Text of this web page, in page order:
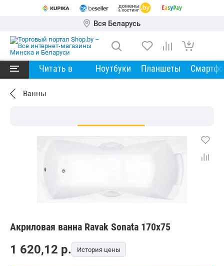
Вся Беларусь
Читать в Ноутбуки Планшеты
Ванны
Акриловая ванна Ravak Sonata 170x75
1 620,12 p. История цены